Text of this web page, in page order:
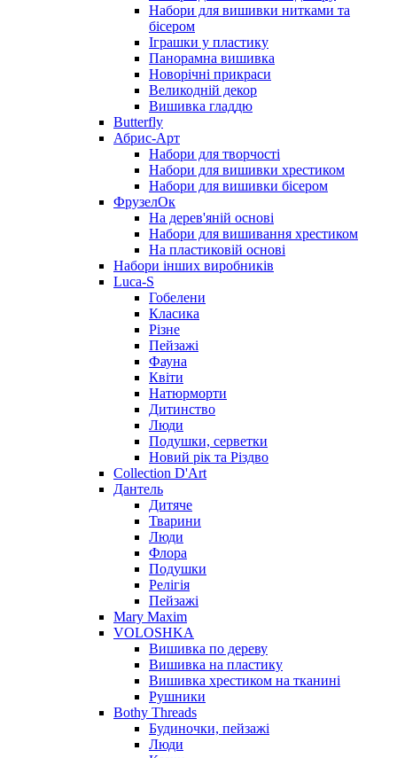
Набори для вишивки нитками та
бісером
Іграшки у пластику
Панорамна вишивка
Новорічні прикраси
Великодній декор
Вишивка гладдю
Butterfly
Абрис-Арт
Набори для творчості
Набори для вишивки хрестиком
Набори для вишивки бісером
ФрузелОк
На дерев'яній основі
Набори для вишивання хрестиком
На пластиковій основі
Набори інших виробників
Luca-S
Гобелени
Класика
Різне
Пейзажі
Фауна
Квіти
Натюрморти
Дитинство
Люди
Подушки, серветки
Новий рік та Різдво
Collection D'Art
Дантель
Дитяче
Тварини
Люди
Флора
Подушки
Релігія
Пейзажі
Mary Maxim
VOLOSHKA
Вишивка по дереву
Вишивка на пластику
Вишивка хрестиком на тканині
Рушники
Bothy Threads
Будиночки, пейзажі
Люди